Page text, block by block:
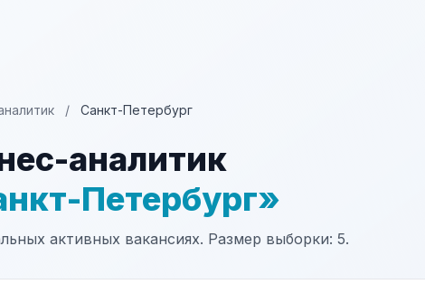
/ Санкт-Петербург
аналитик
Петербург»
активных вакансиях. Размер выборки: 5.